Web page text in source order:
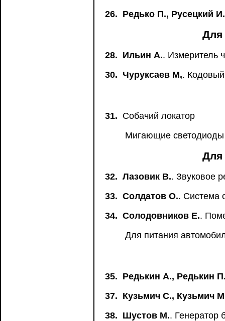
26. Редько П., Русецкий И.
Для
28. Ильин А.. Измеритель
30. Чуруксаев М,.
31. Собачий локатор
Мигающие
Для
32. Лазовик В.. Звуковое
33. Солдатов О.. Система
34. Солодовников Е..
Для питания
35. Редькин А., Редькин
37. Кузьмич С., Кузьмич
38. Шустов М.. Генератор